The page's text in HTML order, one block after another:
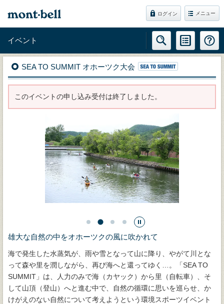
ログイン メニュー
イベント
SEA TO SUMMIT オホーツク大会
このイベントの申し込み受付は終了しました。
雄大な自然の中をオホーツクの風に吹かれて
海で発生した水蒸気が、雨や雪となって山に降り、やがて川とな
って森や里を潤しながら、再び海へと還ってゆく…。「SEA TO
SUMMIT」は、人力のみで海（カヤック）から里（自転車）、そ
して山頂（登山）へと進む中で、自然の循環に思いを巡らせ、か
けがえのない自然について考えようという環境スポーツイベント